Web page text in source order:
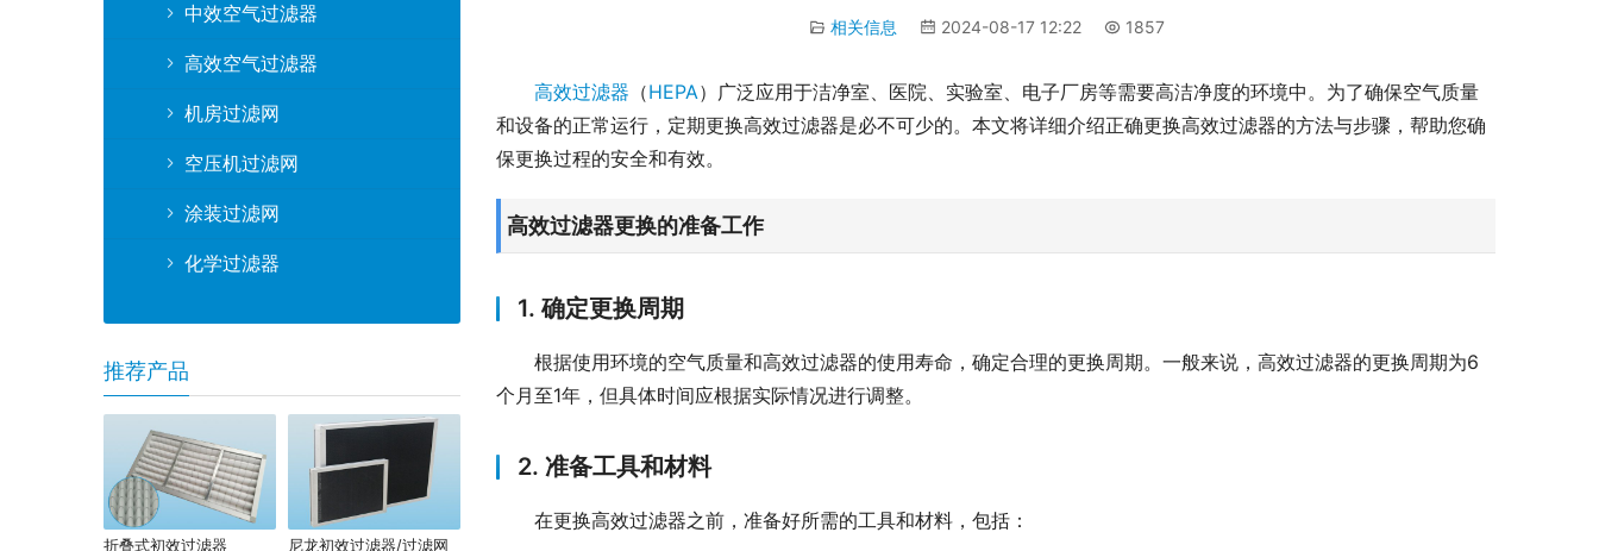
相关信息 2024-08-17 12:22 1857
高效过滤器 （HEPA）广泛应用于洁净室、医院、实验室、电子厂房等需要高洁净度的环境中。为了确保空气质量
和设备的正常运行，定期更换高效过滤器是必不可少的。本文将详细介绍正确更换高效过滤器的方法与步骤，帮助您确
保更换过程的安全和有效。
高效过滤器更换的准备工作
1. 确定更换周期
根据使用环境的空气质量和高效过滤器的使用寿命，确定合理的更换周期。一般来说，高效过滤器的更换周期为6
个月至1年，但具体时间应根据实际情况进行调整。
2. 准备工具和材料
在更换高效过滤器之前，准备好所需的工具和材料，包括：
中效空气过滤器
高效空气过滤器
机房过滤网
空压机过滤网
涂装过滤网
化学过滤器
推荐产品
折叠式初效过滤器 尼龙初效过滤器/过滤网